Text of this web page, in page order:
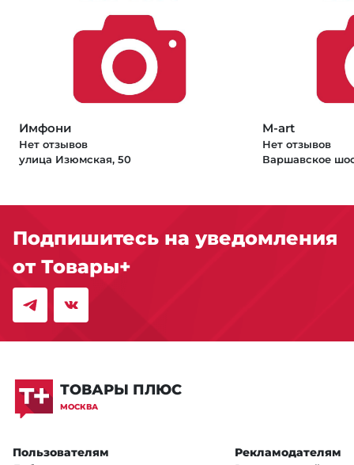
Имфони
Нет отзывов
улица Изюмская, 50
M-art
Нет отзывов
Варшавское
Подпишитесь на уведомления
от Товары+
ТОВАРЫ ПЛЮС
МОСКВА
Пользователям Рекламодателям